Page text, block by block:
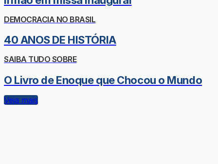
DEMOCRACIA NO BRASIL
40 ANOS DE HISTÓRIA
SAIBA TUDO SOBRE
O Livro de Enoque que Chocou o Mundo
Veja mais